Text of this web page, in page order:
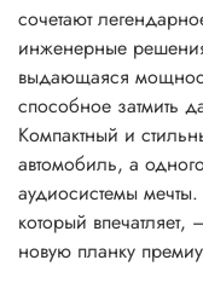
сочетают
инженерные
выдающаяся
способное затмить
Компактный и
автомобиль, а
аудиосистемы
который
новую планку